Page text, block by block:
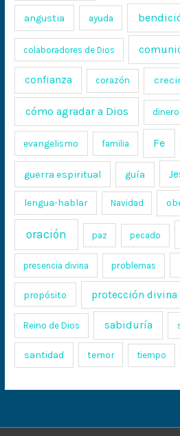
angustia ayuda
colaboradores de Dios
confianza corazón
cómo agradar a Dios dinero
evangelismo familia Fe
guerra espiritual guía
lengua-hablar Navidad
oración paz pecado
presencia divina problemas
propósito protección divina
Reino de Dios sabiduría
santidad temor tiempo